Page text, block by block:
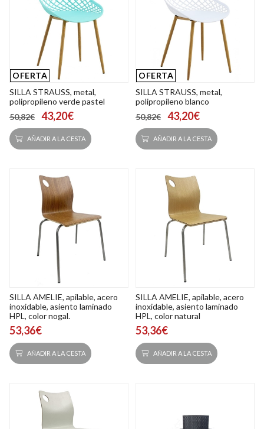
OFERTA
SILLA STRAUSS, metal,
polipropileno verde pastel
50,82€
43,20€
AÑADIR A LA CESTA
OFERTA
SILLA STRAUSS, metal,
polipropileno blanco
50,82€
43,20€
AÑADIR A LA CESTA
SILLA AMELIE, apilable, acero
inoxidable, asiento laminado
HPL, color nogal.
53,36€
AÑADIR A LA CESTA
SILLA AMELIE, apilable, acero
inoxidable, asiento laminado
HPL, color natural
53,36€
AÑADIR A LA CESTA